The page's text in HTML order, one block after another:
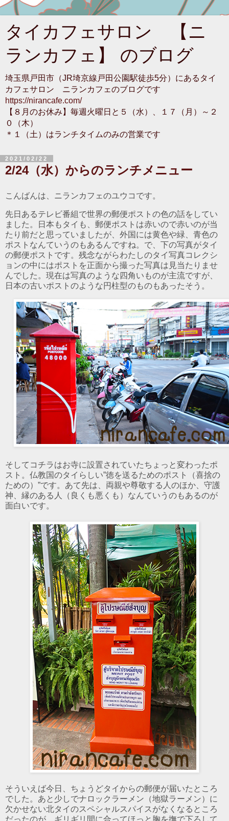
タイカフェサロン 【ニ
ランカフェ】 のブログ
埼玉県戸田市（JR埼京線戸田公園駅徒歩5分）にあるタイ
カフェサロン ニランカフェのブログです
https://nirancafe.com/
【８月のお休み】毎週火曜日と５（水）、１７（月）～２
０（木）
＊１（土）はランチタイムのみの営業です
2021/02/22
2/24（水）からのランチメニュー
こんばんは、ニランカフェのユウコです。
先日あるテレビ番組で世界の郵便ポストの色の話をしてい
ました。日本もタイも、郵便ポストは赤いので赤いのが当
たり前だと思っていましたが、外国には黄色や緑、青色の
ポストなんていうのもあるんですね。で、下の写真がタイ
の郵便ポストです。残念ながらわたしのタイ写真コレクシ
ョンの中にはポストを正面から撮った写真は見当たりませ
んでした。現在は写真のような四角いものが主流ですが、
日本の古いポストのような円柱型のものもあったそう。
そしてコチラはお寺に設置されていたちょっと変わったポ
スト。仏教国のタイらしい”徳を送るためのポスト（喜捨の
ための）”です。あて先は、両親や尊敬する人のほか、守護
神、縁のある人（良くも悪くも）なんていうのもあるのが
面白いです。
そういえば今日、ちょうどタイからの郵便が届いたところ
でした。あと少しでナロックラーメン（地獄ラーメン）に
欠かせない北タイのスペシャルスパイスがなくなるところ
だったのが、ギリギリ間に合ってほっと胸を撫で下ろして